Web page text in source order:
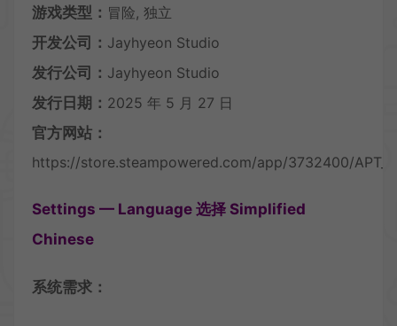
游戏类型： 冒险, 独立
开发公司： Jayhyeon Studio
发行公司： Jayhyeon Studio
发行日期： 2025 年 5 月 27 日
官方网站：
https://store.steampowered.com/app/3732400/
Settings — Language 选择 Simplified
Chinese
系统需求：